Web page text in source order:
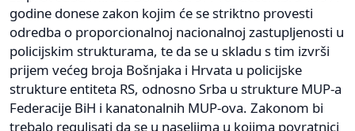
godine donese zakon kojim će se striktno provesti
odredba o proporcionalnoj nacionalnoj zastupljenosti u
policijskim strukturama, te da se u skladu s tim izvrši
prijem većeg broja Bošnjaka i Hrvata u policijske
strukture entiteta RS, odnosno Srba u strukture MUP-a
Federacije BiH i kanatonalnih MUP-ova. Zakonom bi
trebalo regulisati da se u naseljima u kojima povratnici